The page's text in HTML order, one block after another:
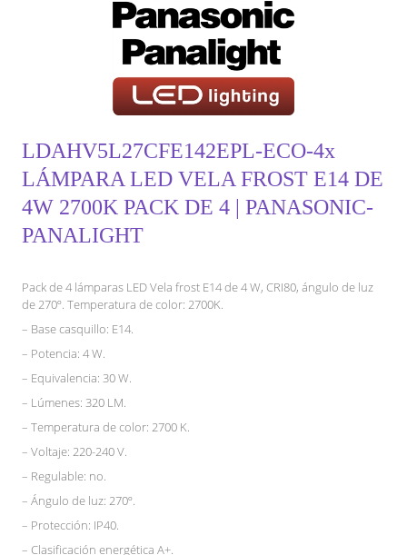
LDAHV5L27CFE142EPL-ECO-4x
LÁMPARA LED VELA FROST E14 DE
4W 2700K PACK DE 4 | PANASONIC-
PANALIGHT
Pack de 4 lámparas LED Vela frost E14 de 4 W, CRI80, ángulo de luz
de 270º. Temperatura de color: 2700K.
– Base casquillo: E14.
– Potencia: 4 W.
– Equivalencia: 30 W.
– Lúmenes: 320 LM.
– Temperatura de color: 2700 K.
– Voltaje: 220-240 V.
– Regulable: no.
– Ángulo de luz: 270º.
– Protección: IP40.
– Clasificación energética A+.